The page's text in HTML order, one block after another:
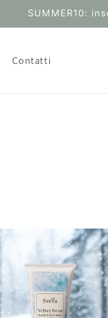
SUMMER10:
Contatti